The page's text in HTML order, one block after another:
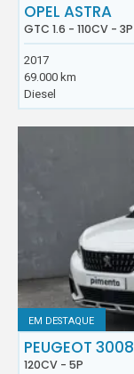
OPEL ASTRA
GTC 1.6 - 110CV - 3P
2017
69.000 km
Diesel
EM DESTAQUE
PEUGEOT 3008
120CV - 5P